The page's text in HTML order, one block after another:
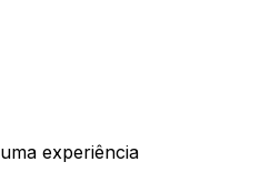
uma experiência